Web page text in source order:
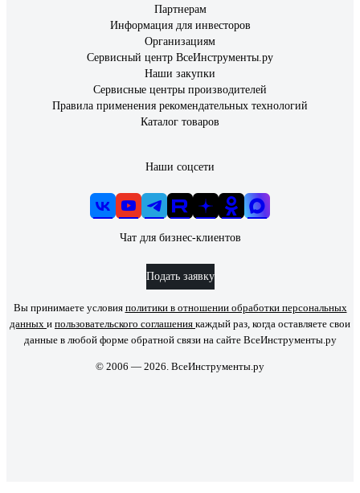
Партнерам
Информация для инвесторов
Организациям
Сервисный центр ВсеИнструменты.ру
Наши закупки
Сервисные центры производителей
Правила применения рекомендательных технологий
Каталог товаров
Наши соцсети
Чат для бизнес-клиентов
Подать заявку
Вы принимаете условия политики в отношении обработки персональных
данных и пользовательского соглашения каждый раз, когда оставляете свои
данные в любой форме обратной связи на сайте ВсеИнструменты.ру
© 2006 — 2026. ВсеИнструменты.ру